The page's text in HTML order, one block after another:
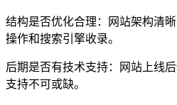
结构是否优化合理：网站架构清
操作和搜索引擎收录。
后期是否有技术支持：网站上线
支持不可或缺。